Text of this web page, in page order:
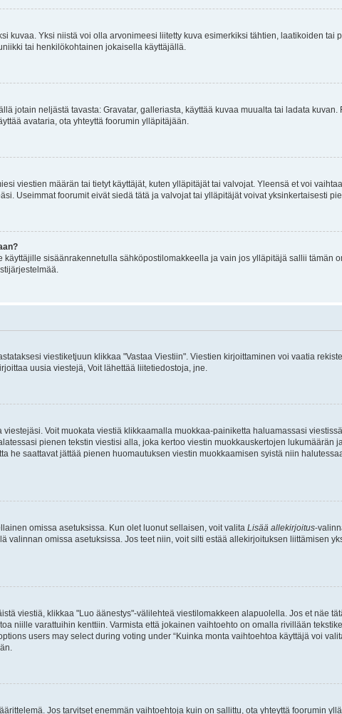
kuvaa. Yksi niistä voi olla arvonimeesi liitetty kuva esimerkiksi tähtien, laatikoiden tai
tai henkilökohtainen jokaisella käyttäjällä.
jotain neljästä tavasta: Gravatar, galleriasta, käyttää kuvaa muualta tai ladata
avataria, ota yhteyttä foorumin ylläpitäjään.
viestien määrän tai tietyt käyttäjät, kuten ylläpitäjät tai valvojat. Yleensä et voi
Useimmat foorumit eivät siedä tätä ja valvojat tai ylläpitäjät voivat yksinkertaisesti
sisäänrakennetulla sähköpostilomakkeella ja vain jos ylläpitäjä sallii tämän
viestiketjuun klikkaa "Vastaa Viestiin". Viestien kirjoittaminen voi vaatia
uusia viestejä, Voit lähettää liitetiedostoja, jne.
Voit muokata viestiä klikkaamalla muokkaa-painiketta haluamassasi
pienen tekstin viestisi alla, joka kertoo viestin muokkauskertojen lukumäärän
he saattavat jättää pienen huomautuksen viestin muokkaamisen syistä niin
omissa asetuksissa. Kun olet luonut sellaisen, voit valita Lisää allekirjoitus-
valinnan omissa asetuksissa. Jos teet niin, voit silti estää allekirjoituksen liittämisen
viestiä, klikkaa "Luo äänestys"-välilehteä viestilomakkeen alapuolella. Jos et näe
niille varattuihin kenttiin. Varmista että jokainen vaihtoehto on omalla rivillään
users may select during voting under “Kuinka monta vaihtoehtoa käyttäjä voi
Jos tarvitset enemmän vaihtoehtoja kuin on sallittu, ota yhteyttä foorumin